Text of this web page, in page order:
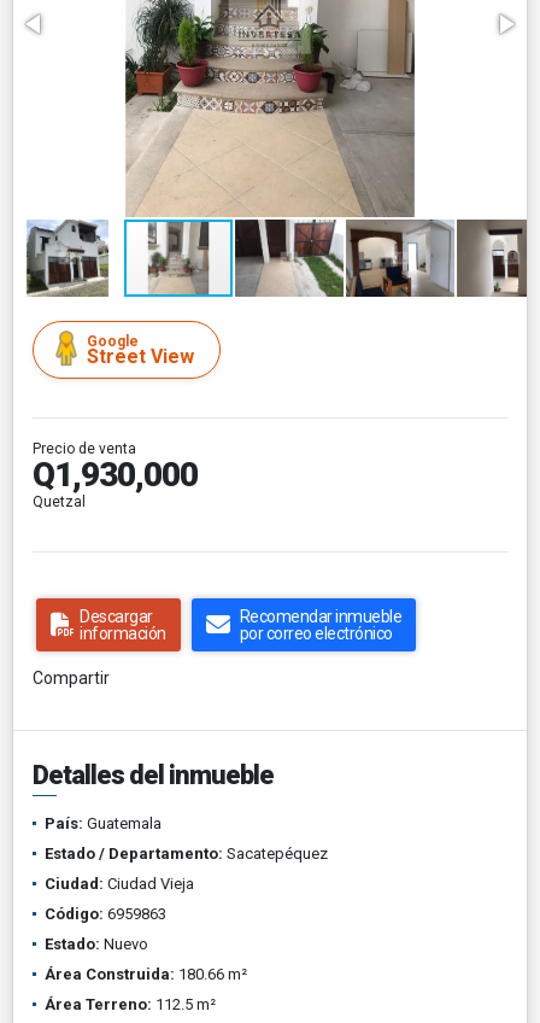
Google
Street View
Precio de venta
Q1,930,000
Quetzal
Descargar
información
Recomendar inmueble
por correo electrónico
Compartir
Detalles del inmueble
País: Guatemala
Estado / Departamento: Sacatepéquez
Ciudad: Ciudad Vieja
Código: 6959863
Estado: Nuevo
Área Construida: 180.66 m²
Área Terreno: 112.5 m²